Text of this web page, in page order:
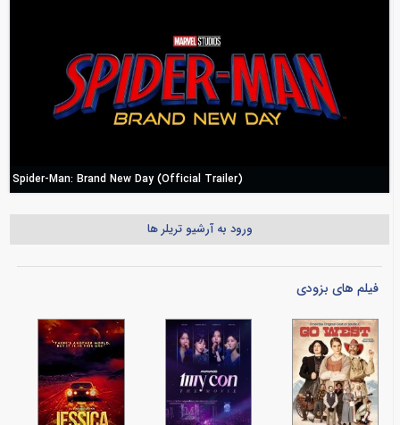
Spider-Man: Brand New Day (Official Trailer)
ورود به آرشیو تریلر ها
فیلم های بزودی